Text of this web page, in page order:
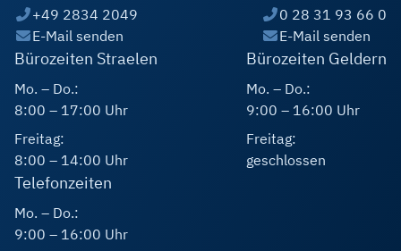
+49 2834 2049
E-Mail senden
0 28 31 93 66 0
E-Mail senden
Bürozeiten Straelen
Mo. – Do.:
8:00 – 17:00 Uhr
Freitag:
8:00 – 14:00 Uhr
Bürozeiten Geldern
Mo. – Do.:
9:00 – 16:00 Uhr
Freitag:
geschlossen
Telefonzeiten
Mo. – Do.:
9:00 – 16:00 Uhr